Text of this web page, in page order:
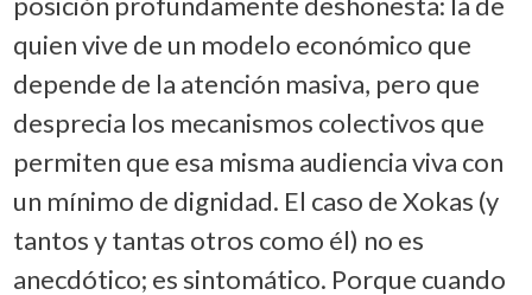
quien vive de un modelo económico que
depende de la atención masiva, pero que
desprecia los mecanismos colectivos que
permiten que esa misma audiencia viva con
un mínimo de dignidad. El caso de Xokas (y
tantos y tantas otros como él) no es
anecdótico; es sintomático. Porque cuando